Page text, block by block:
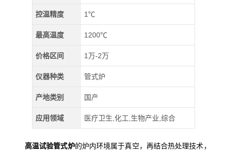
控温精度 1℃
最高温度 1200℃
价格区间 1万-2万
仪器种类 管式炉
产地类别 国产
应用领域 医疗卫生,化工,生物产业,综合
高温试验管式炉的炉内环境属于真空，再结合热处理技术，